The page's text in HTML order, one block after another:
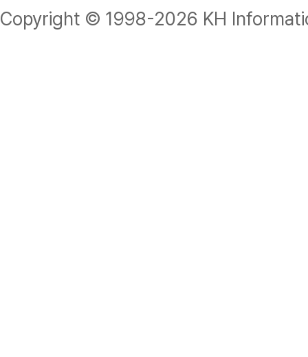
Copyright © 1998-2026 KH